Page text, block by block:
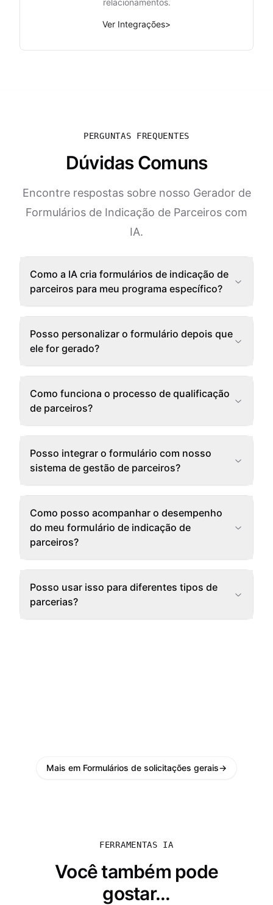
relacionamentos.
Ver Integrações>
PERGUNTAS FREQUENTES
Dúvidas Comuns
Encontre respostas sobre nosso Gerador de
Formulários de Indicação de Parceiros com
IA.
Como a IA cria formulários de indicação de
parceiros para meu programa específico?
Posso personalizar o formulário depois que
ele for gerado?
Como funciona o processo de qualificação
de parceiros?
Posso integrar o formulário com nosso
sistema de gestão de parceiros?
Como posso acompanhar o desempenho
do meu formulário de indicação de
parceiros?
Posso usar isso para diferentes tipos de
parcerias?
Mais em Formulários de solicitações gerais→
FERRAMENTAS IA
Você também pode
gostar...